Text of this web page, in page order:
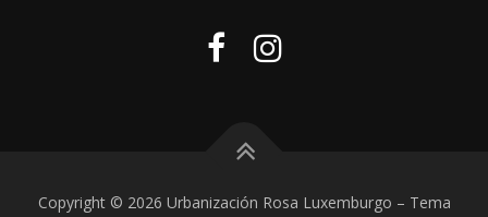
Copyright © 2026 Urbanización Rosa Luxemburgo – Tema